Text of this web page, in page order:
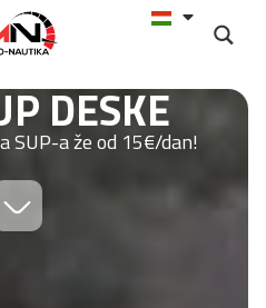
DESKE
SUP-a že od 15€/dan!